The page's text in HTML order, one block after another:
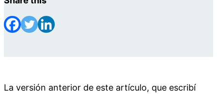
La versión anterior de este artículo, que escribí